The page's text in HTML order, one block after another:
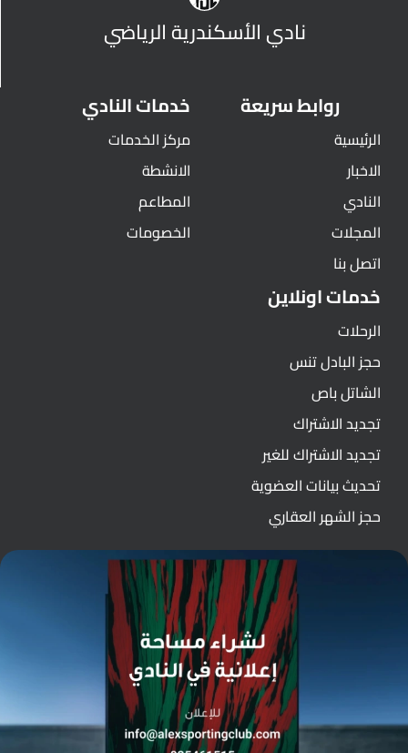
نادي الأسكندرية الرياضي
روابط سريعة
الرئيسية
الاخبار
النادي
المجلات
اتصل بنا
خدمات النادي
مركز الخدمات
الانشطة
المطاعم
الخصومات
خدمات اونلاين
الرحلات
حجز البادل تنس
الشاتل باص
تجديد الاشتراك
تجديد الاشتراك للغير
تحديث بيانات العضوية
حجز الشهر العقاري